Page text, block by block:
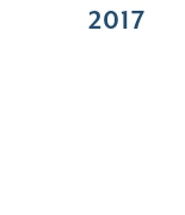
2017